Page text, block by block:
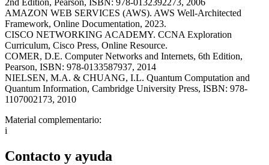
2nd Edition, Pearson, ISBN: 978-0132392273, 2006
AMAZON WEB SERVICES (AWS). AWS Well-Architected
Framework, Online Documentation, 2023.
CISCO NETWORKING ACADEMY. CCNA Exploration
Curriculum, Cisco Press, Online Resource.
COMER, D.E. Computer Networks and Internets, 6th Edition,
Pearson, ISBN: 978-0133587937, 2014
NIELSEN, M.A. & CHUANG, I.L. Quantum Computation and
Quantum Information, Cambridge University Press, ISBN: 978-
1107002173, 2010
Material complementario:
i
Contacto y ayuda